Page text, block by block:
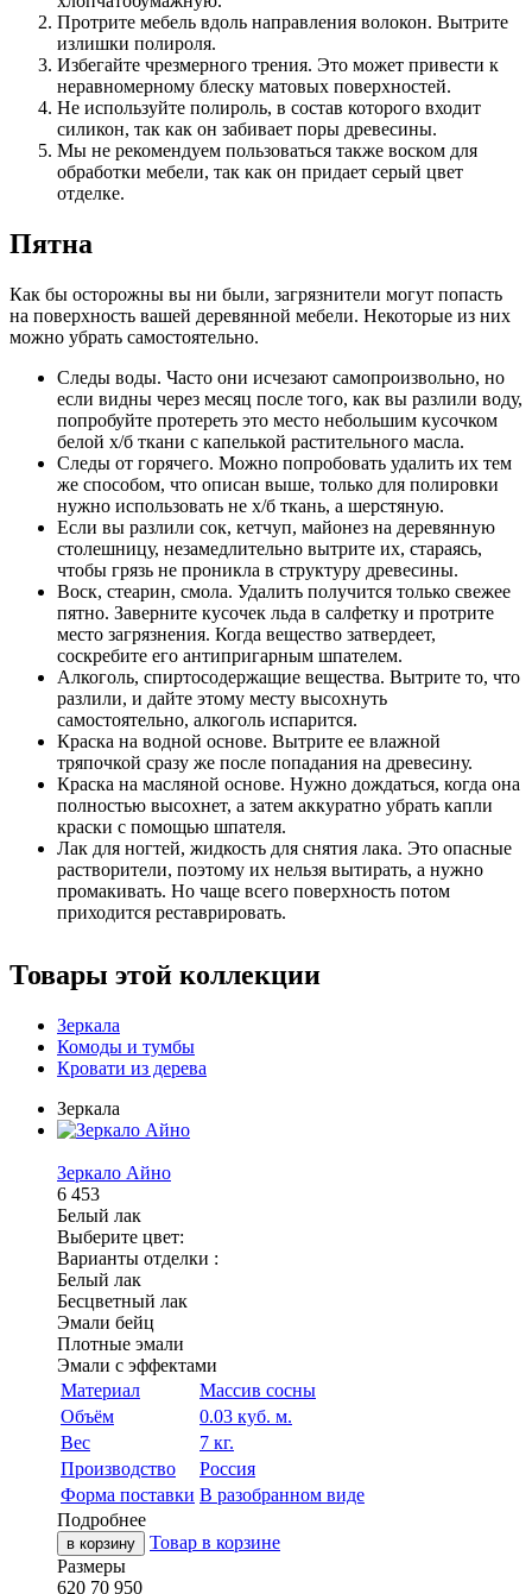
Протрите мебель вдоль направления волокон. Вытрите
излишки полироля.
Избегайте чрезмерного трения. Это может привести к
неравномерному блеску матовых поверхностей.
Не используйте полироль, в состав которого входит
силикон, так как он забивает поры древесины.
Мы не рекомендуем пользоваться также воском для
обработки мебели, так как он придает серый цвет
отделке.
Пятна
Как бы осторожны вы ни были, загрязнители могут попасть
на поверхность вашей деревянной мебели. Некоторые из них
можно убрать самостоятельно.
Следы воды. Часто они исчезают самопроизвольно, но
если видны через месяц после того, как вы разлили воду,
попробуйте протереть это место небольшим кусочком
белой х/б ткани с капелькой растительного масла.
Следы от горячего. Можно попробовать удалить их тем
же способом, что описан выше, только для полировки
нужно использовать не х/б ткань, а шерстяную.
Если вы разлили сок, кетчуп, майонез на деревянную
столешницу, незамедлительно вытрите их, стараясь,
чтобы грязь не проникла в структуру древесины.
Воск, стеарин, смола. Удалить получится только свежее
пятно. Заверните кусочек льда в салфетку и протрите
место загрязнения. Когда вещество затвердеет,
соскребите его антипригарным шпателем.
Алкоголь, спиртосодержащие вещества. Вытрите то, что
разлили, и дайте этому месту высохнуть
самостоятельно, алкоголь испарится.
Краска на водной основе. Вытрите ее влажной
тряпочкой сразу же после попадания на древесину.
Краска на масляной основе. Нужно дождаться, когда она
полностью высохнет, а затем аккуратно убрать капли
краски с помощью шпателя.
Лак для ногтей, жидкость для снятия лака. Это опасные
растворители, поэтому их нельзя вытирать, а нужно
промакивать. Но чаще всего поверхность потом
приходится реставрировать.
Товары этой коллекции
Зеркала
Комоды и тумбы
Кровати из дерева
Зеркала
Зеркало Айно
6 453
Белый лак
Выберите цвет:
Варианты отделки :
Белый лак
Бесцветный лак
Эмали бейц
Плотные эмали
Эмали с эффектами
Материал
Массив сосны
Объём
0.03 куб. м.
Вес
7 кг.
Производство
Россия
Форма поставки В разобранном виде
Подробнее
в корзину
Товар в корзине
Размеры
620 70 950